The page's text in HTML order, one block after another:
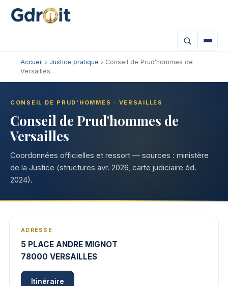
Accueil › Justice pratique › Conseil de Prud'hommes de
Versailles
CONSEIL DE PRUD'HOMMES · VERSAILLES
Conseil de Prud'hommes de
Versailles
Coordonnées officielles et ressort — sources : ministère
de la Justice (structures avr. 2026, carte judiciaire éd.
2024).
ADRESSE
5 PLACE ANDRE MIGNOT
78000 VERSAILLES
Itinéraire